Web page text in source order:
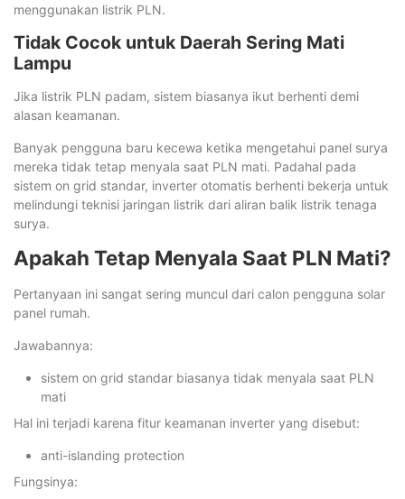
menggunakan listrik PLN.
Tidak Cocok untuk Daerah Sering Mati
Lampu
Jika listrik PLN padam, sistem biasanya ikut berhenti demi
alasan keamanan.
Banyak pengguna baru kecewa ketika mengetahui panel surya
mereka tidak tetap menyala saat PLN mati. Padahal pada
sistem on grid standar, inverter otomatis berhenti bekerja untuk
melindungi teknisi jaringan listrik dari aliran balik listrik tenaga
surya.
Apakah Tetap Menyala Saat PLN Mati?
Pertanyaan ini sangat sering muncul dari calon pengguna solar
panel rumah.
Jawabannya:
sistem on grid standar biasanya tidak menyala saat PLN
mati
Hal ini terjadi karena fitur keamanan inverter yang disebut:
anti-islanding protection
Fungsinya: